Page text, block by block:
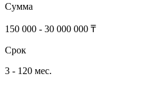
Сумма
150 000 - 30 000 000 ₸
Срок
3 - 120 мес.